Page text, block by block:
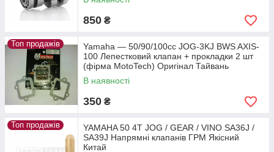
850 ₴
Топ продажів
Yamaha — 50/90/100cc JOG-3KJ BWS AXIS-
100 Лепестковий клапан + прокладки 2 шт
(фірма MotoTech) Оригінал Тайвань
В наявності
350 ₴
Топ продажів
YAMAHA 50 4T JOG / GEAR / VINO SA36J /
SA39J Напрямні клапанів ГРМ Якісний
Китай